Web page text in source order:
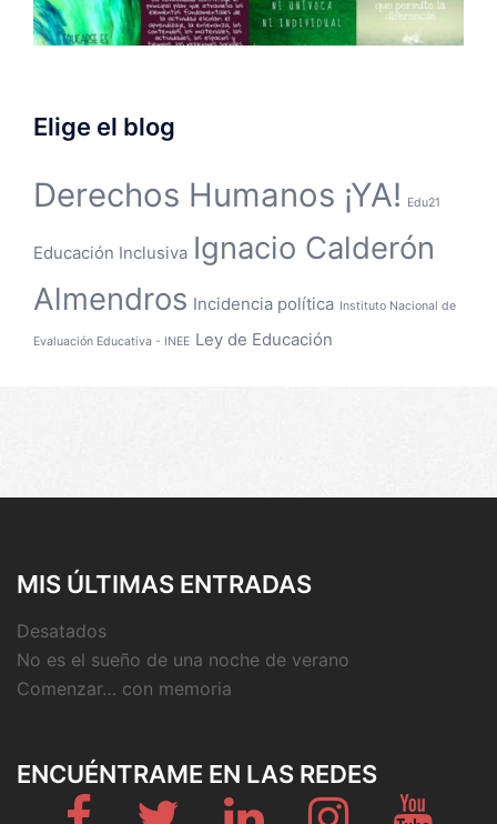
Elige el blog
Derechos Humanos ¡YA! Edu21
Educación Inclusiva Ignacio Calderón
Almendros Incidencia política Instituto Nacional de
Evaluación Educativa - INEE Ley de Educación
MIS ÚLTIMAS ENTRADAS
Desatados
No es el sueño de una noche de verano
Comenzar… con memoria
ENCUÉNTRAME EN LAS REDES
Fb Twitter Linkedin Instagram